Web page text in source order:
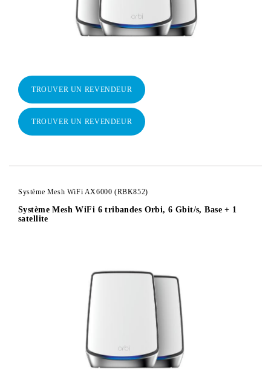
TROUVER UN REVENDEUR
TROUVER UN REVENDEUR
Système Mesh WiFi AX6000 (RBK852)
Système Mesh WiFi 6 tribandes Orbi, 6 Gbit/s, Base + 1
satellite